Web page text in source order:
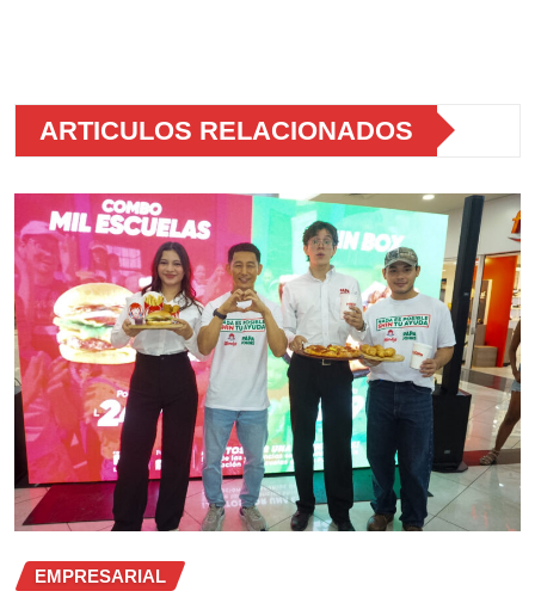
ARTICULOS RELACIONADOS
EMPRESARIAL